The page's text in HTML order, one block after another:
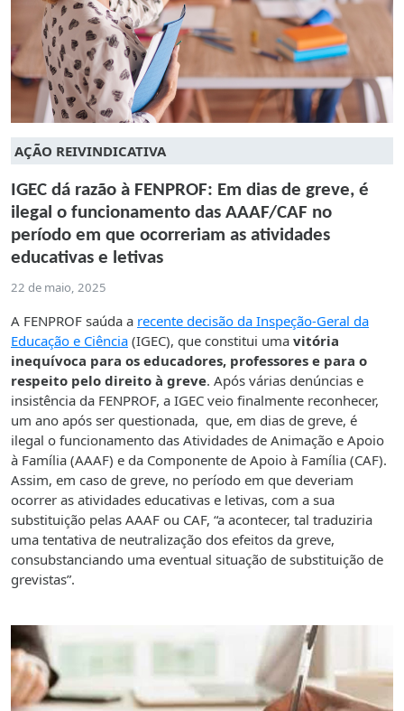
AÇÃO REIVINDICATIVA
IGEC dá razão à FENPROF: Em dias de greve, é
ilegal o funcionamento das AAAF/CAF no
período em que ocorreriam as atividades
educativas e letivas
22 de maio, 2025
A FENPROF saúda a recente decisão da Inspeção-Geral da
Educação e Ciência (IGEC), que constitui uma vitória
inequívoca para os educadores, professores e para o
respeito pelo direito à greve. Após várias denúncias e
insistência da FENPROF, a IGEC veio finalmente reconhecer,
um ano após ser questionada, que, em dias de greve, é
ilegal o funcionamento das Atividades de Animação e Apoio
à Família (AAAF) e da Componente de Apoio à Família (CAF).
Assim, em caso de greve, no período em que deveriam
ocorrer as atividades educativas e letivas, com a sua
substituição pelas AAAF ou CAF, “a acontecer, tal traduziria
uma tentativa de neutralização dos efeitos da greve,
consubstanciando uma eventual situação de substituição de
grevistas”.